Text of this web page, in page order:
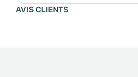
AVIS CLIENTS